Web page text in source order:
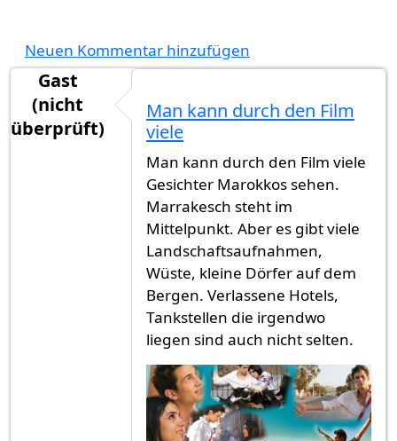
Neuen Kommentar hinzufügen
Gast
(nicht
überprüft)
Man kann durch den Film
viele
Man kann durch den Film viele
Gesichter Marokkos sehen.
Marrakesch steht im
Mittelpunkt. Aber es gibt viele
Landschaftsaufnahmen,
Wüste, kleine Dörfer auf dem
Bergen. Verlassene Hotels,
Tankstellen die irgendwo
liegen sind auch nicht selten.